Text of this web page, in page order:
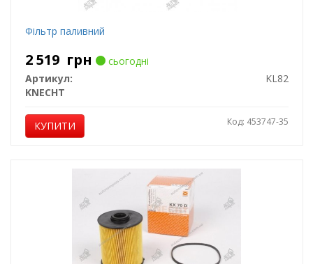
Фільтр паливний
2 519 грн
сьогодні
Артикул:
KL82
KNECHT
КУПИТИ Код: 453747-35